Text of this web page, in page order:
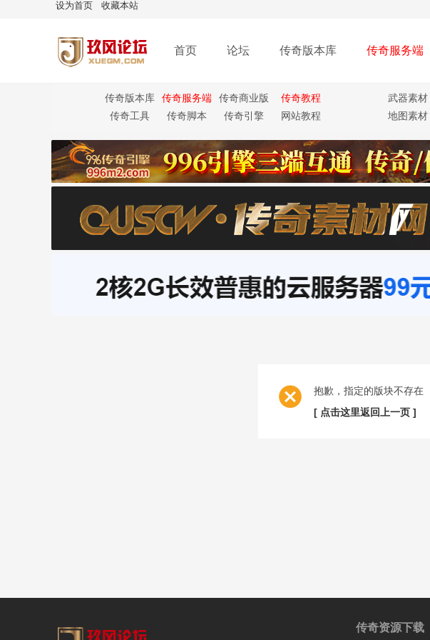
设为首页 收藏本站
首页 论坛 传奇版本库 传奇服务端
传奇版本库 传奇服务端
传奇商业版
本
传奇教程
传奇工具
传奇脚本 传奇引擎 网站教程
武器素材
地图素材
抱歉，指定的版块不存在
[ 点击这里返回上一页 ]
传奇资源下载